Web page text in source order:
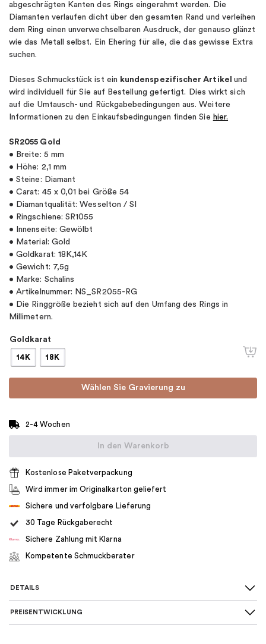
abgeschrägten Kanten des Rings eingerahmt werden. Die
Diamanten verlaufen dicht über den gesamten Rand und verleihen
dem Ring einen unverwechselbaren Ausdruck, der genauso glänzt
wie das Metall selbst. Ein Ehering für alle, die das gewisse Extra
suchen.
Dieses Schmuckstück ist ein kundenspezifischer Artikel und
wird individuell für Sie auf Bestellung gefertigt. Dies wirkt sich
auf die Umtausch- und Rückgabebedingungen aus. Weitere
Informationen zu den Einkaufsbedingungen finden Sie hier.
SR2055 Gold
• Breite: 5 mm
• Höhe: 2,1 mm
• Steine: Diamant
• Carat: 45 x 0,01 bei Größe 54
• Diamantqualität: Wesselton / SI
• Ringschiene: SR1055
• Innenseite: Gewölbt
• Material: Gold
• Goldkarat: 18K,14K
• Gewicht: 7,5g
• Marke: Schalins
• Artikelnummer: NS_SR2055-RG
• Die Ringgröße bezieht sich auf den Umfang des Rings in
Millimetern.
Goldkarat
14K 18K
Wählen Sie Gravierung zu
2-4 Wochen
In den Warenkorb
Kostenlose Paketverpackung
Wird immer im Originalkarton geliefert
Sichere und verfolgbare Lieferung
30 Tage Rückgaberecht
Sichere Zahlung mit Klarna
Kompetente Schmuckberater
DETAILS
Art des Rings:
PREISENTWICKLUNG